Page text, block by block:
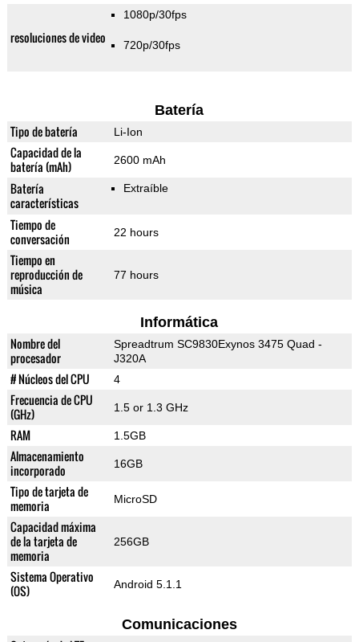
resoluciones de video
1080p/30fps
720p/30fps
Batería
Tipo de batería Li-Ion
Capacidad de la
batería (mAh)
2600 mAh
Batería
características
Extraíble
Tiempo de
conversación
22 hours
Tiempo en
reproducción de
música
77 hours
Informática
Nombre del
procesador
Spreadtrum SC9830Exynos 3475 Quad -
J320A
# Núcleos del CPU 4
Frecuencia de CPU
(GHz)
1.5 or 1.3 GHz
RAM 1.5GB
Almacenamiento
incorporado
16GB
Tipo de tarjeta de
memoria
MicroSD
Capacidad máxima
de la tarjeta de
memoria
256GB
Sistema Operativo
(OS)
Android 5.1.1
Comunicaciones